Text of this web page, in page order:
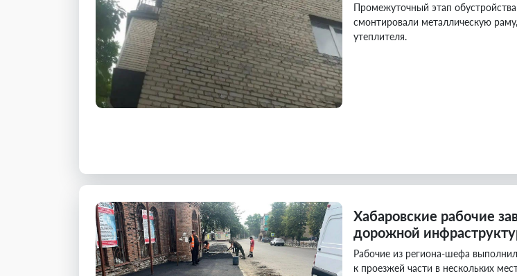
Промежуточный этап
смонтировали металлическую
утеплителя.
Хабаровские рабочие
дорожной
Рабочие из региона-шефа
к проезжей части в нескольких